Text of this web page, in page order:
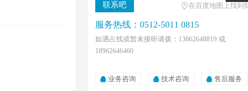
联系吧 在百度地图上找到
服务热线：0512-5011 0815
如遇占线或暂未接听请拨：13862648819 或
18962646460
业务咨询 技术咨询 售后服务
0815